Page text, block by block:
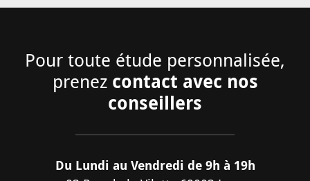
Pour toute étude personnalisée,
prenez contact avec nos
conseillers
Du Lundi au Vendredi de 9h à 19h